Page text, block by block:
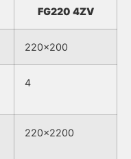
FG220 4ZV
220×200
4
220×2200